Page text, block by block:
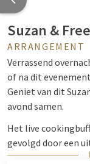
Suzan &
ARRANGEMENT
Verrassend
of na dit
Geniet van dit
avond samen.
Het live
gevolgd door een
is tussen 16:00 en